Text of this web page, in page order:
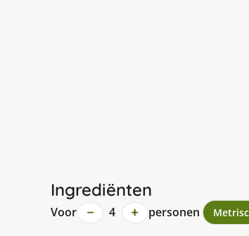
Ingrediënten
Voor − 4 + personen